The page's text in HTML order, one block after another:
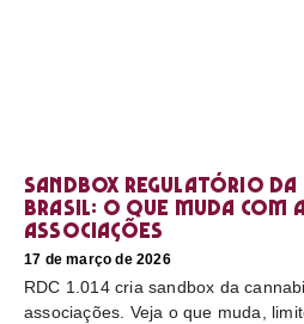
Sandbox regulatório da
Brasil: o que muda com a
associações
17 de março de 2026
RDC 1.014 cria sandbox da
associações. Veja o que muda,